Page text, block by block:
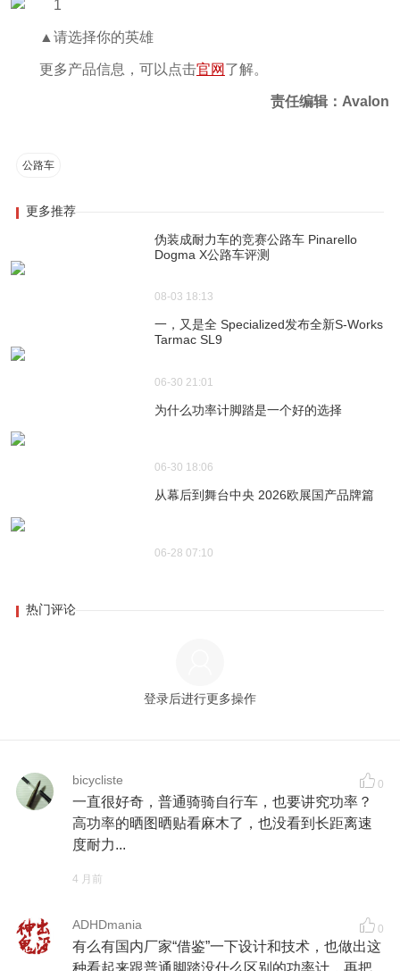
▲请选择你的英雄
更多产品信息，可以点击官网 了解。
责任编辑：Avalon
公路车
更多推荐
伪装成耐力车的竞赛公路车 Pinarello
Dogma X公路车评测
08-03 18:13
一，又是全 Specialized发布全新S-Works
Tarmac SL9
06-30 21:01
为什么功率计脚踏是一个好的选择
06-30 18:06
从幕后到舞台中央 2026欧展国产品牌篇
06-28 07:10
热门评论
登录后进行更多操作
bicycliste 0
一直很好奇，普通骑骑自行车，也要讲究功率？
高功率的晒图晒贴看麻木了，也没看到长距离速
度耐力...
4 月前
ADHDmania 0
有么有国内厂家“借鉴”一下设计和技术，也做出这